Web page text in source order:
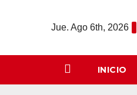
Jue. Ago 6th, 2026
INICIO